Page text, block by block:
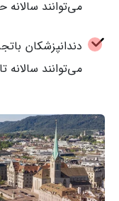
می‌توانند سالانه حدود ۹۶,۰۰۰ درهم درآمد
دندانپزشکان
می‌توانند سالانه تا ۳۳۰,۰۰۰ درهم درآمد کسب کنند.